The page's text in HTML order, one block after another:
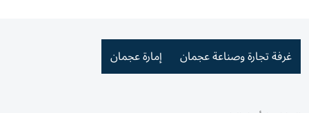
غرفة تجارة وصناعة عجمان إمارة عجمان